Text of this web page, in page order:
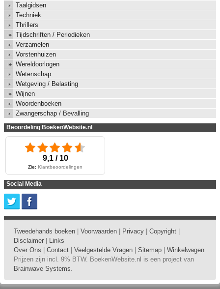
Taalgidsen
Techniek
Thrillers
Tijdschriften / Periodieken
Verzamelen
Vorstenhuizen
Wereldoorlogen
Wetenschap
Wetgeving / Belasting
Wijnen
Woordenboeken
Zwangerschap / Bevalling
Beoordeling BoekenWebsite.nl
9,1 / 10
Zie: Klantbeoordelingen
Social Media
Tweedehands boeken Voorwaarden Privacy Copyright
Disclaimer
Links
Over Ons
Contact Veelgestelde Vragen Sitemap
Winkelwagen
Prijzen zijn incl. 9% BTW. BoekenWebsite.nl is een project van
Brainwave Systems.